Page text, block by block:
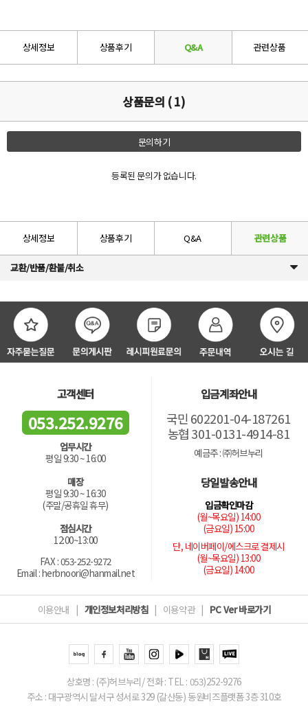
상세정보 상품후기 Q&A 관련상품
상품문의 ( 1)
문의하기
등록된 문의가 없습니다.
상세정보 상품후기 Q&A 관련상품
교환/반품/환불/취소
고객센터
053.252.9276
업무시간
평일 9:30 ~ 16:00
매장
평일 9:30 ~ 16:30
(주말/공휴일 휴무)
점심시간
12:00~13:00
FAX : 053-252-9272
Email : herbnoori@hanmail.net
입금계좌안내
국민 602201-04-187261
농협 301-0131-4914-81
예금주 : ㈜허브누리
당일발송안내
입금확인마감
(월~목요일) 14:00
(금요일) 15:00
단, 네이버페이/에스크로 결제시
(월~목요일) 13:00
(금요일) 14:00
이용안내 | 개인정보처리방침 | 이용약관 | PC Ver 바로가기
상호명 : (주)허브누리/ 전화 : TEL : 053)252-9276
주소 : 대구광역시 달서구 성서로 329 (갈산동) 동원비즈플랫폼 3층 310호